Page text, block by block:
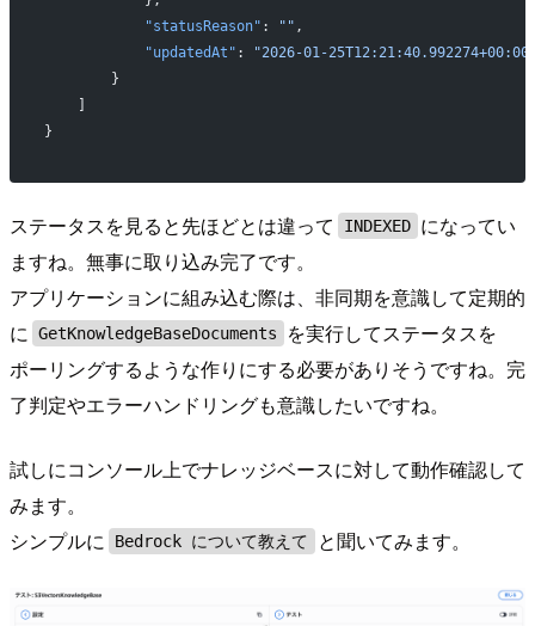
            "statusReason"
: "" ,
            "updatedAt"
:
"2026-01-
        }
}
ステータスを見ると先ほどとは違って INDEXED になってい
ますね。無事に取り込み完了です。
アプリケーションに組み込む際は、非同期を意識して定期的
に GetKnowledgeBaseDocuments
を実行してステータスを
ポーリングするような作りにする必要がありそうですね。完
了判定やエラーハンドリングも意識したいですね。
試しにコンソール上でナレッジベースに対して動作確認して
みます。
シンプルに
Bedrock について教えて と聞いてみます。